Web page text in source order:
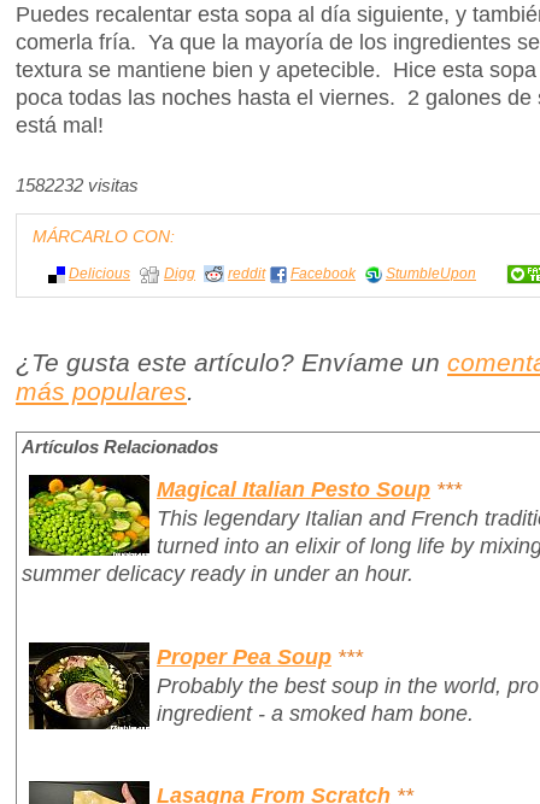
Puedes recalentar esta sopa al día siguiente, y
comerla fría. Ya que la mayoría de los ingredientes
textura se mantiene bien y apetecible. Hice esta
poca todas las noches hasta el viernes. 2 galones de
está mal!
1582232 visitas
MÁRCARLO CON:
Delicious Digg reddit Facebook StumbleUpon
¿Te gusta este artículo? Envíame un
más populares.
Artículos Relacionados
Magical Italian Pesto Soup ***
This legendary Italian and French
turned into an elixir of long life by
summer delicacy ready in under an hour.
Proper Pea Soup ***
Probably the best soup in the world,
ingredient - a smoked ham bone.
Lasagna From Scratch **